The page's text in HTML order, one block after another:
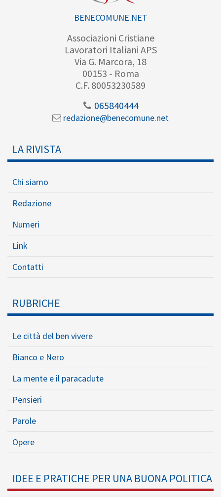
BENECOMUNE.NET
Associazioni Cristiane
Lavoratori Italiani APS
Via G. Marcora, 18
00153 - Roma
C.F. 80053230589
065840444
redazione@benecomune.net
LA RIVISTA
Chi siamo
Redazione
Numeri
Link
Contatti
RUBRICHE
Le città del ben vivere
Bianco e Nero
La mente e il paracadute
Pensieri
Parole
Opere
IDEE E PRATICHE PER UNA BUONA POLITICA